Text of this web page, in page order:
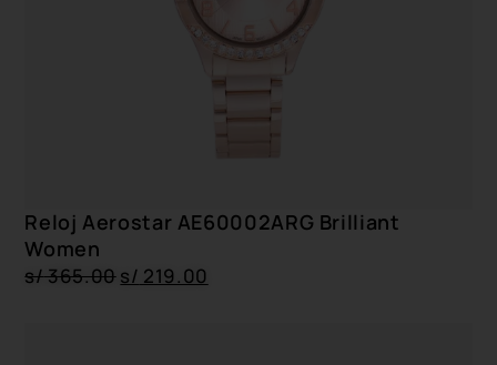
Reloj Aerostar AE60002ARG Brilliant
Women
s/365.00s/ 219.00